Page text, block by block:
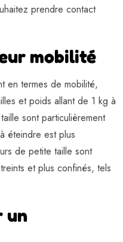
prendre contact
mobilité
en termes de mobilité,
et poids allant de 1 kg à
sont particulièrement
éteindre est plus
de petite taille sont
et plus confinés, tels
un